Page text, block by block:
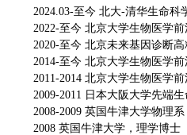
2024.03-至今 北大-清华生命科
2022-至今 北京大学生物医学
2020-至今 北京未来基因诊断
2014-至今 北京大学生物医学
2011-2014 北京大学生物医学
2009-2011 日本大阪大学先端
2008-2009 英国牛津大学物理
2008 英国牛津大学，理学博士